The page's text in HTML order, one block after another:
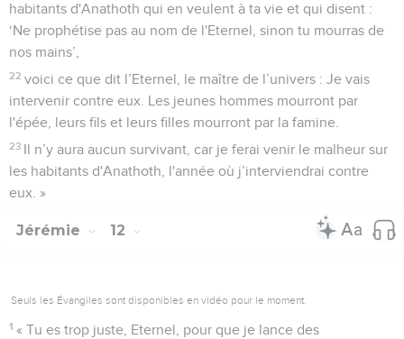
habitants d'Anathoth qui en veulent à ta vie et qui disent :
‘Ne prophétise pas au nom de l'Eternel, sinon tu mourras de
nos mains’,
22 voici ce que dit l’Eternel, le maître de l’univers : Je vais
intervenir contre eux. Les jeunes hommes mourront par
l'épée, leurs fils et leurs filles mourront par la famine.
23 Il n’y aura aucun survivant, car je ferai venir le malheur sur
les habitants d'Anathoth, l'année où j’interviendrai contre
eux. »
Jérémie 12
Seuls les Évangiles sont disponibles en vidéo pour le moment.
1 « Tu es trop juste, Eternel, pour que je lance des